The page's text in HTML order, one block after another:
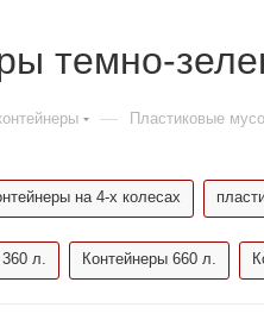
темно-
— Пластиковые
на 4-х колесах
л. Контейнеры 660 л.